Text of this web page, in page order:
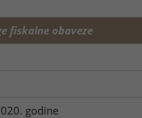
fiskalne obaveze
godine